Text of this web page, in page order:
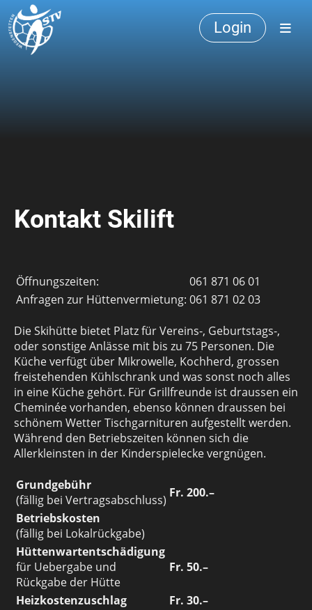
Login
Kontakt Skilift
Öffnungszeiten:
061 871 06 01
Anfragen zur Hüttenvermietung: 061 871 02 03
Die Skihütte bietet Platz für Vereins-, Geburtstags-,
oder sonstige Anlässe mit bis zu 75 Personen. Die
Küche verfügt über Mikrowelle, Kochherd, grossen
freistehenden Kühlschrank und was sonst noch alles
in eine Küche gehört. Für Grillfreunde ist draussen ein
Cheminée vorhanden, ebenso können draussen bei
schönem Wetter Tischgarnituren aufgestellt werden.
Während den Betriebszeiten können sich die
Allerkleinsten in der Kinderspielecke vergnügen.
Grundgebühr
(fällig bei Vertragsabschluss) Fr. 200.–
Betriebskosten
(fällig bei Lokalrückgabe)
Hüttenwartentschädigung
für Uebergabe und
Rückgabe der Hütte
Fr. 50.–
Heizkostenzuschlag
Fr. 30.–